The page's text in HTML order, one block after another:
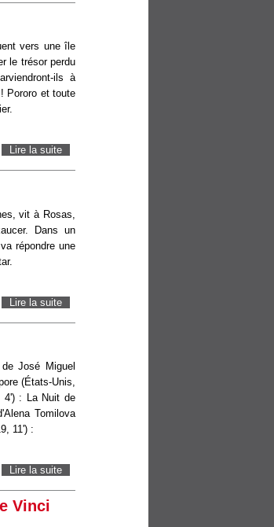
vers une île
le trésor perdu
ils à
Pororo et toute
Lire la suite
vit à Rosas,
Dans un
répondre une
Lire la suite
José Miguel
(États-Unis,
4') : La Nuit de
Tomilova
11') :
Lire la suite
Vinci